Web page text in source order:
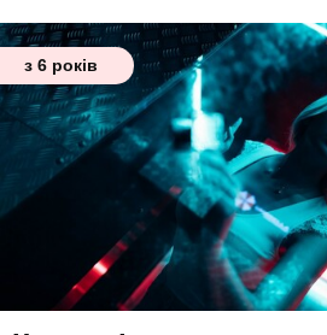
з 6 років